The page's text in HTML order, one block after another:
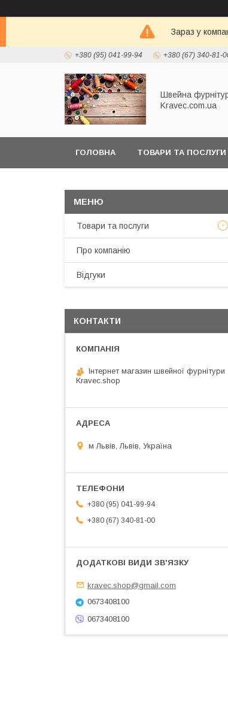
Зараз у
+380 (95) 041-99-94 +380 (67) 340-81-
Швейна
Kravec.com.ua
ГОЛОВНА ТОВАРИ ТА ПОСЛУГИ
Товари та послуги
Про компанію
Відгуки
КОНТАКТИ
Інтернет магазин швейної фурнітури
Kravec.shop
м Львів, Львів, Україна
+380 (95) 041-99-94
+380 (67) 340-81-00
kravec.shop@gmail.com
0673408100
0673408100